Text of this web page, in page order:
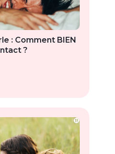
: Comment BIEN
?